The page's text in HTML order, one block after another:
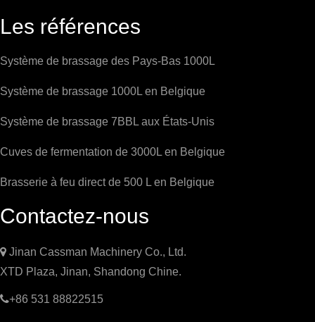
Les références
Système de brassage des Pays-Bas 1000L
Système de brassage 1000L en Belgique
Système de brassage 7BBL aux États-Unis
Cuves de fermentation de 3000L en Belgique
Brasserie à feu direct de 500 L en Belgique
Contactez-nous
 Jinan Cassman Machinery Co., Ltd.
XTD Plaza, Jinan, Shandong Chine.
+86 531 88822515